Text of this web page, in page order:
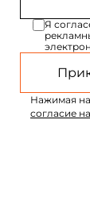
Я
Нажимая на
согласие